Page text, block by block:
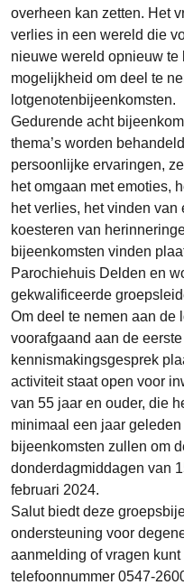
overheen kan zetten. Het
verlies in een wereld die
nieuwe wereld opnieuw
mogelijkheid om deel te
lotgenotenbijeenkomsten.
Gedurende acht
thema’s worden
persoonlijke ervaringen,
het omgaan met emoties,
het verlies, het vinden
koesteren van
bijeenkomsten vinden
Parochiehuis Delden en
gekwalificeerde
Om deel te nemen aan de
voorafgaand aan de
kennismakingsgesprek
activiteit staat open voor
van 55 jaar en ouder, die
minimaal een jaar
bijeenkomsten zullen om
donderdagmiddagen van
februari 2024.
Salut biedt deze
ondersteuning voor
aanmelding of vragen
telefoonnummer 0547-